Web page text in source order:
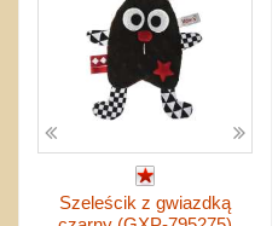
Szeleścik z gwiazdką